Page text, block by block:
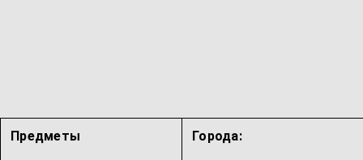
Предметы Города: